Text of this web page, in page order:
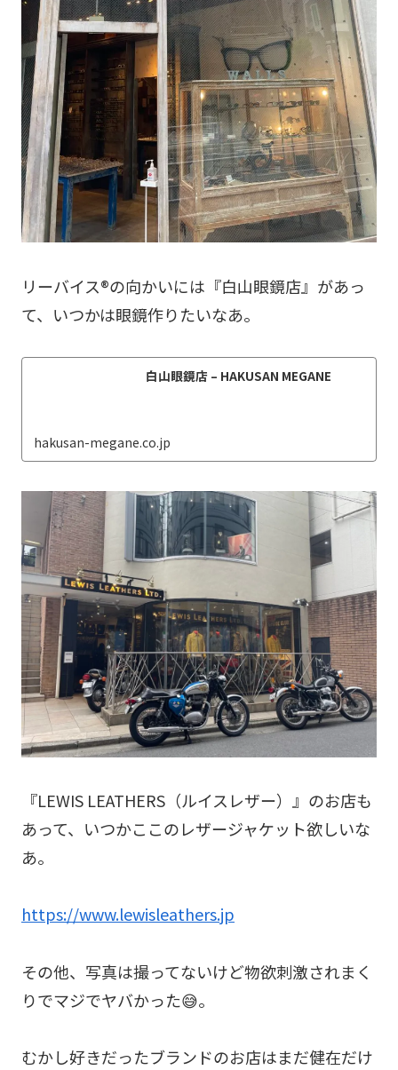
リーバイス®️の向かいには『白山眼鏡店』があっ
て、いつかは眼鏡作りたいなあ。
白山眼鏡店 – HAKUSAN MEGANE
hakusan-megane.co.jp
『LEWIS LEATHERS（ルイスレザー）』のお店も
あって、いつかここのレザージャケット欲しいな
あ。
https://www.lewisleathers.jp
その他、写真は撮ってないけど物欲刺激されまく
りでマジでヤバかった😅。
むかし好きだったブランドのお店はまだ健在だけ